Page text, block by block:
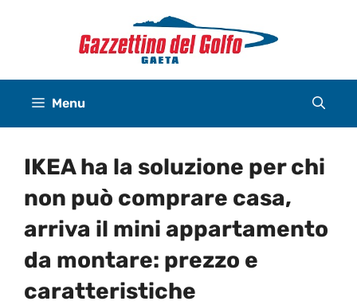
Menu
IKEA ha la soluzione per chi
non può comprare casa,
arriva il mini appartamento
da montare: prezzo e
caratteristiche